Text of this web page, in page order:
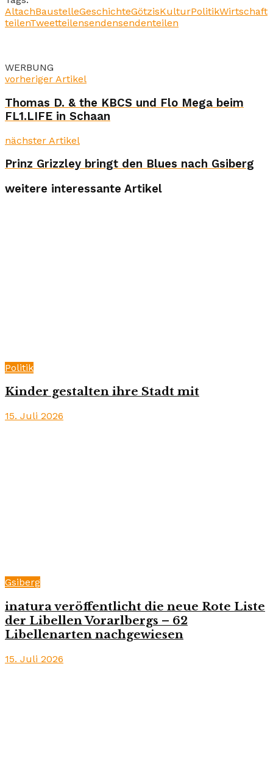
AltachBaustelleGeschichteGötzisKulturPolitikWirtschaft
teilenTweetteilensendensendenteilen
WERBUNG
vorheriger Artikel
Thomas D. & the KBCS und Flo Mega beim
FL1.LIFE in Schaan
nächster Artikel
Prinz Grizzley bringt den Blues nach Gsiberg
weitere interessante Artikel
Politik
Kinder gestalten ihre Stadt mit
15. Juli 2026
Gsiberg
inatura veröffentlicht die neue Rote Liste
der Libellen Vorarlbergs – 62
Libellenarten nachgewiesen
15. Juli 2026